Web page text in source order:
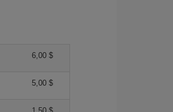
6,00 $
5,00 $